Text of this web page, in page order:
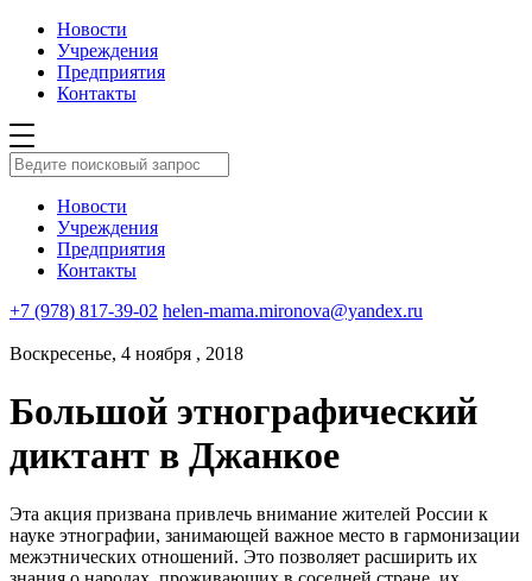
Новости
Учреждения
Предприятия
Контакты
Новости
Учреждения
Предприятия
Контакты
+7 (978) 817-39-02 helen-mama.mironova@yandex.ru
Воскресенье, 4 ноября , 2018
Большой этнографический
диктант в Джанкое
Эта акция призвана привлечь внимание жителей России к
науке этнографии, занимающей важное место в гармонизации
межэтнических отношений. Это позволяет расширить их